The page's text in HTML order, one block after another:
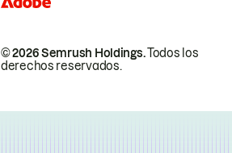
© 2026 Semrush Holdings.Todos los
derechos reservados.